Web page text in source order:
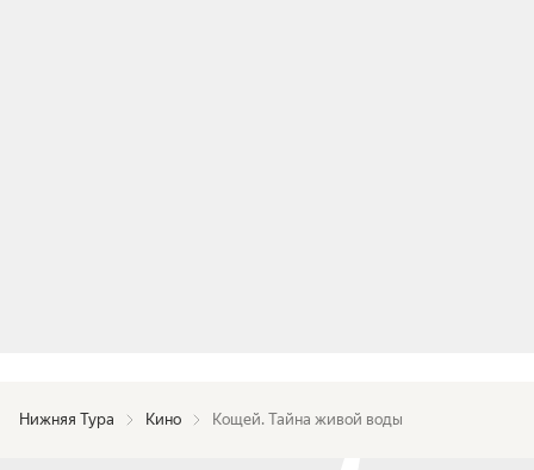
Нижняя Тура Кино Кощей. Тайна живой воды